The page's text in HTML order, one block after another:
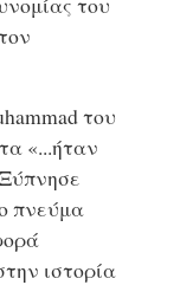
του
«...ήταν
πνεύμα
ιστορία